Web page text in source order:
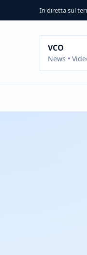
In diretta sul
VCO
News •